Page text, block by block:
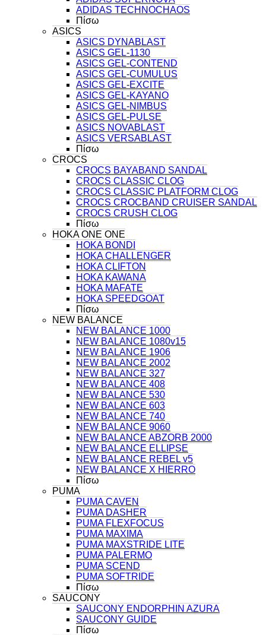
ADIDAS TECHNOCHAOS
Πίσω
ASICS
ASICS DYNABLAST
ASICS GEL-1130
ASICS GEL-CONTEND
ASICS GEL-CUMULUS
ASICS GEL-EXCITE
ASICS GEL-KAYANO
ASICS GEL-NIMBUS
ASICS GEL-PULSE
ASICS NOVABLAST
ASICS VERSABLAST
Πίσω
CROCS
CROCS BAYABAND SANDAL
CROCS CLASSIC CLOG
CROCS CLASSIC PLATFORM CLOG
CROCS CROCBAND CRUISER SANDAL
CROCS CRUSH CLOG
Πίσω
HOKA ONE ONE
HOKA BONDI
HOKA CHALLENGER
HOKA CLIFTON
HOKA KAWANA
HOKA MAFATE
HOKA SPEEDGOAT
Πίσω
NEW BALANCE
NEW BALANCE 1000
NEW BALANCE 1080v15
NEW BALANCE 1906
NEW BALANCE 2002
NEW BALANCE 327
NEW BALANCE 408
NEW BALANCE 530
NEW BALANCE 603
NEW BALANCE 740
NEW BALANCE 9060
NEW BALANCE ABZORB 2000
NEW BALANCE ELLIPSE
NEW BALANCE REBEL v5
NEW BALANCE X HIERRO
Πίσω
PUMA
PUMA CAVEN
PUMA DASHER
PUMA FLEXFOCUS
PUMA MAXIMA
PUMA MAXSTRIDE LITE
PUMA PALERMO
PUMA SCEND
PUMA SOFTRIDE
Πίσω
SAUCONY
SAUCONY ENDORPHIN AZURA
SAUCONY GUIDE
Πίσω